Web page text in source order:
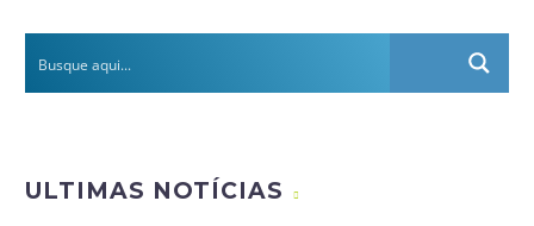
ULTIMAS NOTÍCIAS